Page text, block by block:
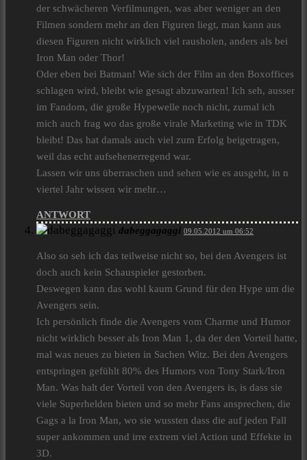
der schwächeren Verfilmungen, was aber weniger an den
Filmen sondern mehr an den Figuren liegt, man kann aus
diesen Figuren nicht wirklich viel rausholen, anders als bei
Iron Man oder Thor!
Oder eben bei Batman! Wie sich der Film an den Boxoffices
schlagen wird, bleibt wie gesagt abzuwarten! Ich seh, ausser
im Fandom, die große Hypewelle noch nicht, zumal ich
mich auch frag wo das große virale Marketing wie in TDK
bleibt! Das hat damals auch viel zum Erfolg beigetragen,
weil das echt aufsehenerregend war.
Lassen wir uns überraschen und sehen wie es ausgeht, in n
viertel Jahr wissen wir mehr…
ANTWORT
dabeggagaggi 09.05.2012 um 06:52
Also so seh ich das teilweise nicht so, bei den Avengers ist
doch auch kein Schauspieler gestorben.
Deswegen kann das wohl kaum Grund für den Hype um die
Avengers sein.
Ich persönlich finde die Avengers vom Charme und Humor
nicht wirklich besser als Iron Man 1, da der den Vorteil hatte,
mal was neues zu bieten in Sachen Witz. Bei den Avengers
entspringen gefühlt 80% des Humors von Tony Stark/Iron
Man. Was halt der Vorteil von den Avengers is, is dass sie
viele Superhelden bieten und so mehr Fans ansprechen, die
Gags a la Iron Man, wo sie wussten dass die auf jeden Fall
super ankommen und irre extrem viel Action und Effekte in
3D.